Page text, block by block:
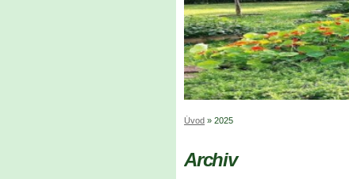
Úvod » 2025
Archiv